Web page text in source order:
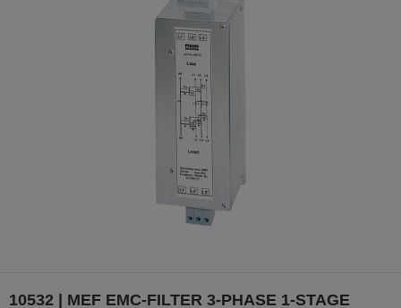
10532 | MEF EMC-FILTER 3-PHASE 1-STAGE